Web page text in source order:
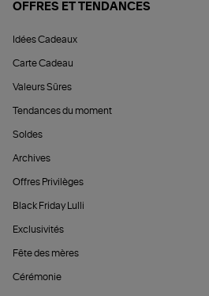
OFFRES ET TENDANCES
Idées Cadeaux
Carte Cadeau
Valeurs Sûres
Tendances du moment
Soldes
Archives
Offres Privilèges
Black Friday Lulli
Exclusivités
Fête des mères
Cérémonie